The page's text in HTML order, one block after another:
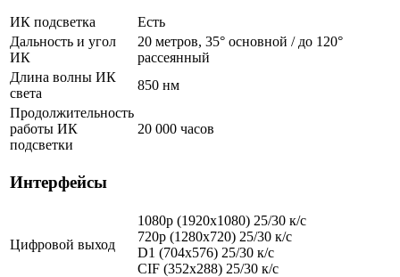
ИК подсветка
Есть
Дальность и угол
ИК
20 метров, 35° основной / до 120°
рассеянный
Длина волны ИК
света
850 нм
Продолжительность
работы ИК
подсветки
20 000 часов
Интерфейсы
Цифровой выход
1080p (1920х1080) 25/30 к/с
720p (1280x720) 25/30 к/с
D1 (704x576) 25/30 к/с
CIF (352x288) 25/30 к/с